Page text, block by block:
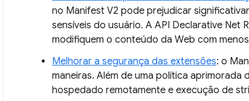
no Manifest V2 pode prejudicar
sensíveis do usuário. A API Declarative Net
modifiquem o conteúdo da Web com
Melhorar a segurança das extensões: o
maneiras. Além de uma política
hospedado remotamente e execução de